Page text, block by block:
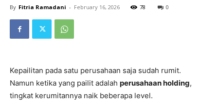
By Fitria Ramadani - February 16, 2026 78 0
Kepailitan pada satu perusahaan saja sudah rumit.
Namun ketika yang pailit adalah perusahaan holding,
tingkat kerumitannya naik beberapa level.